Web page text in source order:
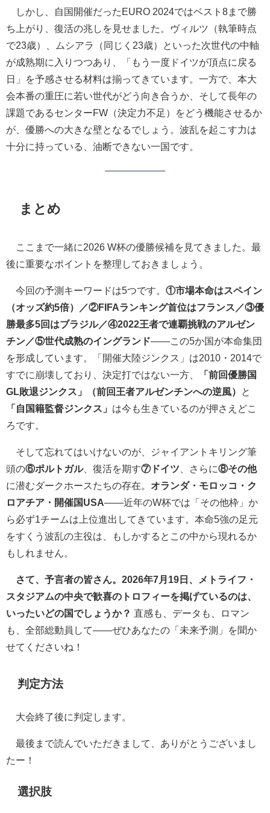
しかし、自国開催だったEURO 2024ではベスト8まで勝
ち上がり、復活の兆しを見せました。ヴィルツ（執筆時点
で23歳）、ムシアラ（同じく23歳）といった次世代の中軸
が成熟期に入りつつあり、「もう一度ドイツが頂点に戻る
日」を予感させる材料は揃ってきています。一方で、本大
会本番の重圧に若い世代がどう向き合うか、そして長年の
課題であるセンターFW（決定力不足）をどう機能させるか
が、優勝への大きな壁となるでしょう。波乱を起こす力は
十分に持っている、油断できない一国です。
まとめ
ここまで一緒に2026 W杯の優勝候補を見てきました。最
後に重要なポイントを整理しておきましょう。
今回の予測キーワードは5つです。 ①市場本命はスペイン
（オッズ約5倍）／②FIFAランキング首位はフランス／③優
勝最多5回はブラジル／④2022王者で連覇挑戦のアルゼン
チン／⑤世代成熟のイングランド――この5か国が本命集団
を形成しています。「開催大陸ジンクス」は2010・2014で
すでに崩壊しており、決定打ではない一方、
「前回優勝国
GL敗退ジンクス」（前回王者アルゼンチンへの逆風）
と
「自国籍監督ジンクス」 は今も生きているのが押さえどこ
ろです。
そして忘れてはいけないのが、ジャイアントキリング筆
頭の⑥ポルトガル、復活を期す⑦ドイツ 、さらに⑧その他
に潜むダークホースたちの存在。 オランダ・モロッコ・ク
ロアチア・開催国USA――近年のW杯では「その他枠」か
ら必ず1チームは上位進出してきています。本命5強の足元
をすくう波乱の主役は、もしかするとこの中から現れるか
もしれません。
さて、予言者の皆さん。2026年7月19日、メトライフ・
スタジアムの中央で歓喜のトロフィーを掲げているのは、
いったいどの国でしょうか？ 直感も、データも、ロマン
も、全部総動員して――ぜひあなたの「未来予測」を聞か
せてくださいね！
判定方法
大会終了後に判定します。
最後まで読んでいただきまして、ありがとうございまし
たー！
選択肢